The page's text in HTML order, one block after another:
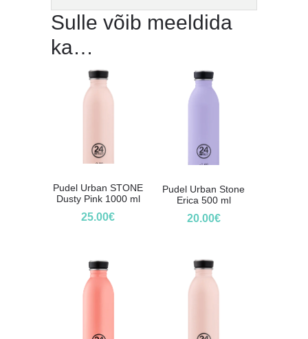
Sulle võib meeldida
ka…
Pudel Urban STONE
Dusty Pink 1000 ml
25.00€
Pudel Urban Stone
Erica 500 ml
20.00€